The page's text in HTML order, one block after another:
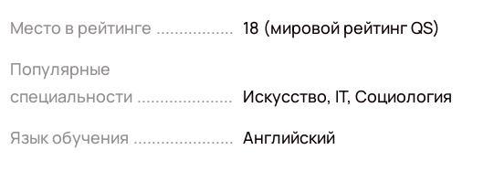
Место в рейтинге
18 (мировой рейтинг QS)
Популярные
специальности
Искусство, IT, Социология
Язык обучения
Английский